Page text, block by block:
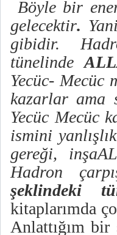
Böyle bir
gelecektir.
gibidir.
tünelinde
Yecüc- Mecüc
kazarlar ama
Yecüc Mecüc
ismini
gereği,
Hadron
şeklindeki
kitaplarımda
Anlattığım